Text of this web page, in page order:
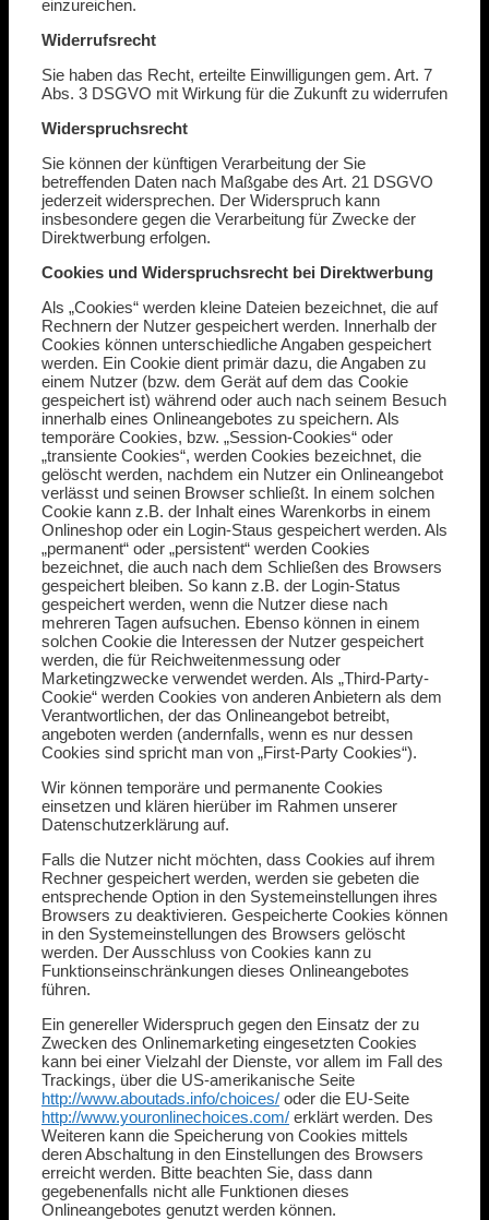
einzureichen.
Widerrufsrecht
Sie haben das Recht, erteilte Einwilligungen gem. Art. 7
Abs. 3 DSGVO mit Wirkung für die Zukunft zu widerrufen
Widerspruchsrecht
Sie können der künftigen Verarbeitung der Sie
betreffenden Daten nach Maßgabe des Art. 21 DSGVO
jederzeit widersprechen. Der Widerspruch kann
insbesondere gegen die Verarbeitung für Zwecke der
Direktwerbung erfolgen.
Cookies und Widerspruchsrecht bei Direktwerbung
Als „Cookies“ werden kleine Dateien bezeichnet, die auf
Rechnern der Nutzer gespeichert werden. Innerhalb der
Cookies können unterschiedliche Angaben gespeichert
werden. Ein Cookie dient primär dazu, die Angaben zu
einem Nutzer (bzw. dem Gerät auf dem das Cookie
gespeichert ist) während oder auch nach seinem Besuch
innerhalb eines Onlineangebotes zu speichern. Als
temporäre Cookies, bzw. „Session-Cookies“ oder
„transiente Cookies“, werden Cookies bezeichnet, die
gelöscht werden, nachdem ein Nutzer ein Onlineangebot
verlässt und seinen Browser schließt. In einem solchen
Cookie kann z.B. der Inhalt eines Warenkorbs in einem
Onlineshop oder ein Login-Staus gespeichert werden. Als
„permanent“ oder „persistent“ werden Cookies
bezeichnet, die auch nach dem Schließen des Browsers
gespeichert bleiben. So kann z.B. der Login-Status
gespeichert werden, wenn die Nutzer diese nach
mehreren Tagen aufsuchen. Ebenso können in einem
solchen Cookie die Interessen der Nutzer gespeichert
werden, die für Reichweitenmessung oder
Marketingzwecke verwendet werden. Als „Third-Party-
Cookie“ werden Cookies von anderen Anbietern als dem
Verantwortlichen, der das Onlineangebot betreibt,
angeboten werden (andernfalls, wenn es nur dessen
Cookies sind spricht man von „First-Party Cookies“).
Wir können temporäre und permanente Cookies
einsetzen und klären hierüber im Rahmen unserer
Datenschutzerklärung auf.
Falls die Nutzer nicht möchten, dass Cookies auf ihrem
Rechner gespeichert werden, werden sie gebeten die
entsprechende Option in den Systemeinstellungen ihres
Browsers zu deaktivieren. Gespeicherte Cookies können
in den Systemeinstellungen des Browsers gelöscht
werden. Der Ausschluss von Cookies kann zu
Funktionseinschränkungen dieses Onlineangebotes
führen.
Ein genereller Widerspruch gegen den Einsatz der zu
Zwecken des Onlinemarketing eingesetzten Cookies
kann bei einer Vielzahl der Dienste, vor allem im Fall des
Trackings, über die US-amerikanische Seite
http://www.aboutads.info/choices/ oder die EU-Seite
http://www.youronlinechoices.com/ erklärt werden. Des
Weiteren kann die Speicherung von Cookies mittels
deren Abschaltung in den Einstellungen des Browsers
erreicht werden. Bitte beachten Sie, dass dann
gegebenenfalls nicht alle Funktionen dieses
Onlineangebotes genutzt werden können.